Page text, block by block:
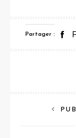
Partager :
de